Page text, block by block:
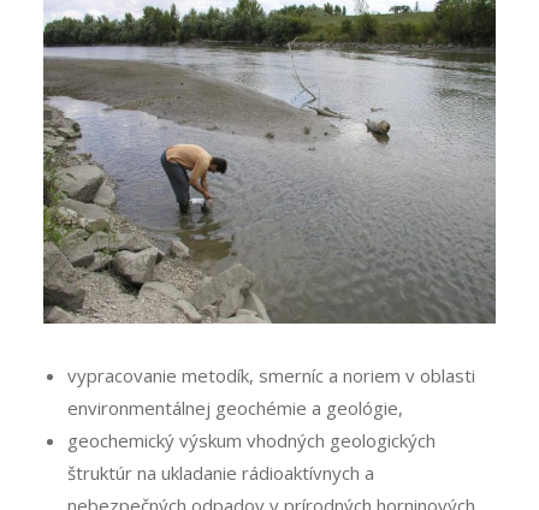
vypracovanie metodík, smerníc a noriem v oblasti
environmentálnej geochémie a geológie,
geochemický výskum vhodných geologických
štruktúr na ukladanie rádioaktívnych a